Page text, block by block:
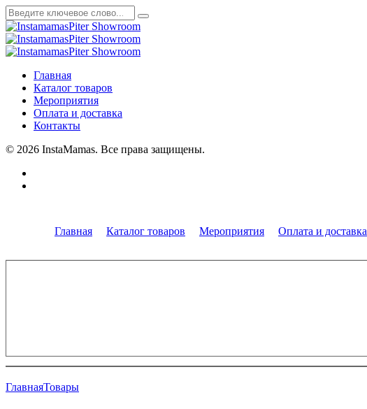
Главная
Каталог товаров
Мероприятия
Оплата и доставка
Контакты
© 2026 InstaMamas. Все права защищены.
Главная Каталог товаров Мероприятия Оплата и доставка
ГлавнаяТовары